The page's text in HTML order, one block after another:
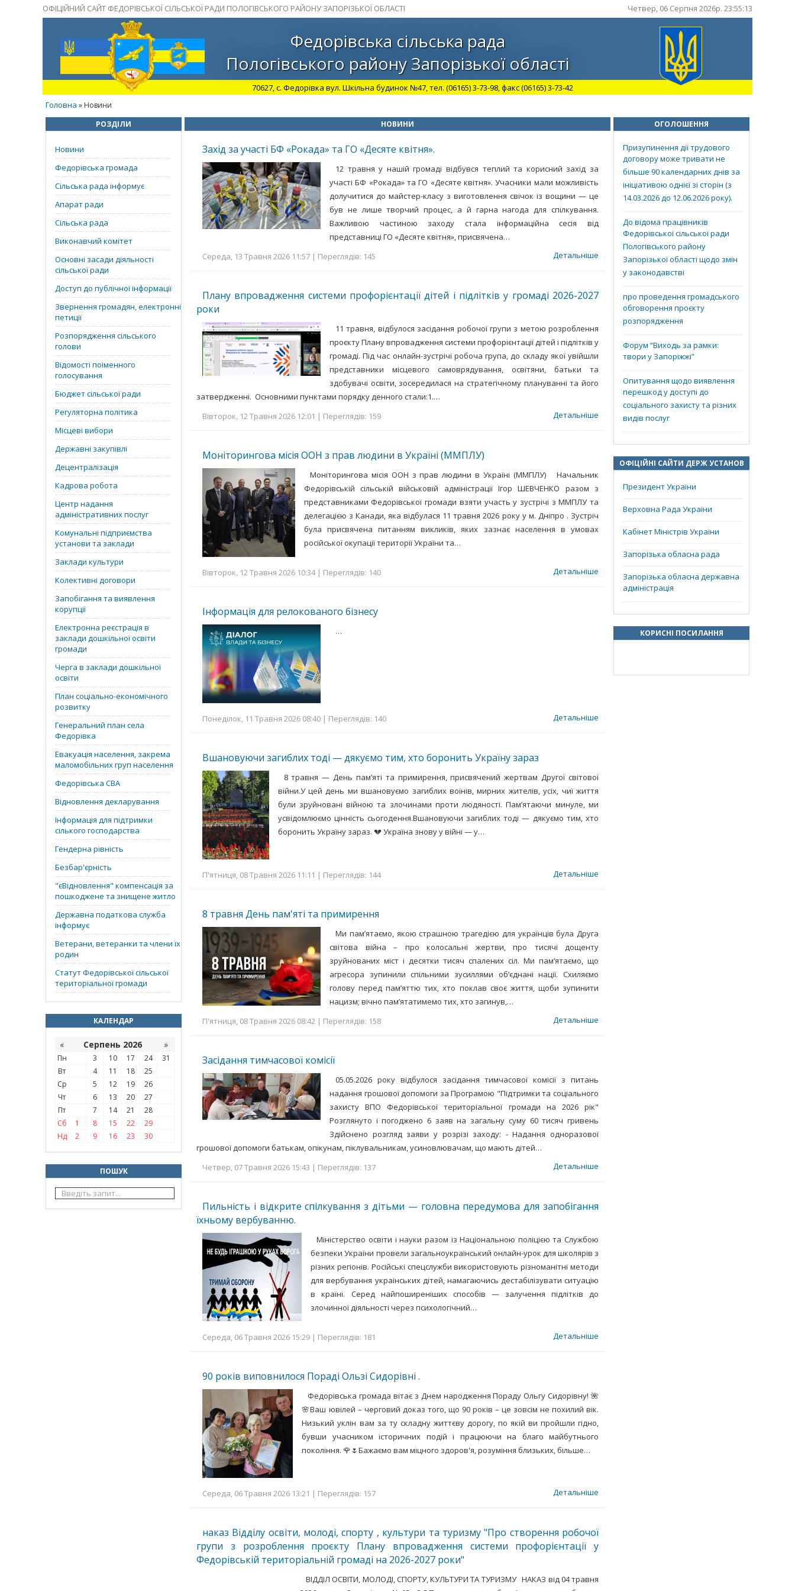
ОФІЦІЙНИЙ САЙТ ФЕДОРІВСЬКОЇ СІЛЬСЬКОЇ РАДИ ПОЛОГІВСЬКОГО РАЙОНУ ЗАПОРІЗЬКОЇ ОБЛАСТІ Четвер, 06 Серпня 2026р. 23:55:14
Федорівська сільська рада
Пологівського району Запорізької області
70627, с. Федорівка вул. Шкільна будинок №47, тел. (06165) 3-73-98, факс (06165) 3-73-42
Головна » Новини
РОЗДІЛИ
Новини
Федорівська громада
Сільська рада інформує
Апарат ради
Сільська рада
Виконавчий комітет
Основні засади діяльності
сільської ради
Доступ до публічної інформації
Звернення громадян, електронні
петиції
Розпорядження сільського
голови
Відомості поіменного
голосування
Бюджет сільської ради
Регуляторна політика
Місцеві вибори
Державні закупівлі
Децентралізація
Кадрова робота
Центр надання
адміністративних послуг
Комунальні підприємства
установи та заклади
Заклади культури
Колективні договори
Запобігання та виявлення
корупції
Електронна реєстрація в
заклади дошкільної освіти
громади
Черга в заклади дошкільної
освіти
План соціально-економічного
розвитку
Генеральний план села
Федорівка
Евакуація населення, закрема
маломобільних груп населення
Федорівська СВА
Відновлення декларування
Інформація для підтримки
сілького господарства
Гендерна рівність
Безбар'єрність
"єВідновлення" компенсація за
пошкоджене та знищене житло
Державна податкова служба
інформує
Ветерани, ветеранки та члени їх
родин
Статут Федорівської сільської
територіальної громади
КАЛЕНДАР
« Серпень 2026 »
Пн 3 10 17 24
31
Вт
4 11 18
25
Ср
5 12 19
26
Чт
6 13 20
27
Пт
7 14 21
28
Сб
1 8 15 22
29
Нд
2 9 16 23 30
ПОШУК
НОВИНИ
Захід за участі БФ «Рокада» та ГО «Десяте квітня».
12 травня у нашій громаді відбувся теплий та корисний захід за
участі БФ «Рокада» та ГО «Десяте квітня». Учасники мали можливість
долучитися до майстер-класу з виготовлення свічок із вощини — це
був не лише творчий процес, а й гарна нагода для спілкування.
Важливою частиною заходу стала інформаційна сесія від
представниці ГО «Десяте квітня», присвячена…
Середа, 13 Травня 2026 11:57 | Переглядів: 145
Детальніше
Плану впровадження системи профорієнтації дітей і підлітків у громаді 2026-2027
роки
11 травня, відбулося засідання робочої групи з метою розроблення
проєкту Плану впровадження системи профорієнтації дітей і підлітків у
громаді. Під час онлайн-зустрічі робоча група, до складу якої увійшли
представники місцевого самоврядування, освітяни, батьки та
здобувачі освіти, зосередилася на стратегічному плануванні та його
затвердженні. Основними пунктами порядку денного стали:1.…
Вівторок, 12 Травня 2026 12:01 | Переглядів: 159
Детальніше
Моніторингова місія ООН з прав людини в Україні (ММПЛУ)
Моніторингова місія ООН з прав людини в Україні (ММПЛУ) Начальник
Федорівській сільській військовій адміністрації Ігор ШЕВЧЕНКО разом з
представниками Федорівської громади взяти участь у зустрічі з ММПЛУ та
делегацією з Канади, яка відбулася 11 травня 2026 року у м. Дніпро . Зустріч
була присвячена питанням викликів, яких зазнає населення в умовах
російської окупації території України та…
Вівторок, 12 Травня 2026 10:34 | Переглядів: 140 Детальніше
Інформація для релокованого бізнесу
…
Понеділок, 11 Травня 2026 08:40 | Переглядів: 140 Детальніше
Вшановуючи загиблих тоді — дякуємо тим, хто боронить Україну зараз
8 травня — День пам’яті та примирення, присвячений жертвам Другої світової
війни.У цей день ми вшановуємо загиблих воїнів, мирних жителів, усіх, чиї життя
були зруйновані війною та злочинами проти людяності. Пам’ятаючи минуле, ми
усвідомлюємо цінність сьогодення.Вшановуючи загиблих тоді — дякуємо тим, хто
боронить Україну зараз. 💔 Україна знову у війні — у…
П'ятниця, 08 Травня 2026 11:11 | Переглядів: 144 Детальніше
8 травня День пам'яті та примирення
Ми пам’ятаємо, якою страшною трагедією для українців була Друга
світова війна – про колосальні жертви, про тисячі дощенту
зруйнованих міст і десятки тисяч спалених сіл. Ми пам’ятаємо, що
агресора зупинили спільними зусиллями об’єднані нації. Схиляємо
голову перед пам’яттю тих, хто поклав своє життя, щоби зупинити
нацизм; вічно пам’ятатимемо тих, хто загинув,…
П'ятниця, 08 Травня 2026 08:42 | Переглядів: 158
Детальніше
Засідання тимчасової комісії
05.05.2026 року відбулося засідання тимчасової комісії з питань
надання грошової допомоги за Програмою "Підтримки та соціального
захисту ВПО Федорівської територіальної громади на 2026 рік"
Розглянуто і погоджено 6 заяв на загальну суму 60 тисяч гривень
Здійснено розгляд заяви у розрізі заходу: - Надання одноразової
грошової допомоги батькам, опікунам, піклувальникам, усиновлювачам, що мають дітей…
Четвер, 07 Травня 2026 15:43 | Переглядів: 137
Детальніше
Пильність і відкрите спілкування з дітьми — головна передумова для запобігання
їхньому вербуванню.
Міністерство освіти і науки разом із Національною поліцією та Службою
безпеки України провели загальноукраїнський онлайн-урок для школярів з
різних регіонів. Російські спецслужби використовують різноманітні методи
для вербування українських дітей, намагаючись дестабілізувати ситуацію
в країні. Серед найпоширеніших способів — залучення підлітків до
злочинної діяльності через психологічний…
Середа, 06 Травня 2026 15:29 | Переглядів: 181 Детальніше
90 років виповнилося Пораді Ользі Сидорівні .
Федорівська громада вітає з Днем народження Пораду Ольгу Сидорівну! 🌺
🌸Ваш ювілей – черговий доказ того, що 90 років – це зовсім не похилий вік.
Низький уклін вам за ту складну життєву дорогу, по якій ви пройшли гідно,
бувши учасником історичних подій і працюючи на благо майбутнього
покоління. 🌹🌷Бажаємо вам міцного здоров'я, розуміння близьких, більше…
Середа, 06 Травня 2026 13:21 | Переглядів: 157 Детальніше
наказ Відділу освіти, молоді, спорту , культури та туризму "Про створення робочої
групи з розроблення проєкту Плану впровадження системи профорієнтації у
Федорівській територіальній громаді на 2026-2027 роки"
ВІДДІЛ ОСВІТИ, МОЛОДІ, СПОРТУ, КУЛЬТУРИ ТА ТУРИЗМУ НАКАЗ від 04 травня
ОГОЛОШЕННЯ
Призупинення дії трудового
договору може тривати не
більше 90 календарних днів за
ініціативою однієї зі сторін (з
14.03.2026 до 12.06.2026 року).
До відома працівників
Федорівської сільської ради
Пологівського району
Запорізької області щодо змін
у законодавстві
про проведення громадського
обговорення проєкту
розпорядження
Форум “Виходь за рамки:
твори у Запоріжжі”
Опитування щодо виявлення
перешкод у доступі до
соціального захисту та різних
видів послуг
ОФІЦІЙНІ САЙТИ ДЕРЖ УСТАНОВ
Президент України
Верховна Рада України
Кабінет Міністрів України
Запорізька обласна рада
Запорізька обласна державна
адміністрація
КОРИСНІ ПОСИЛАННЯ